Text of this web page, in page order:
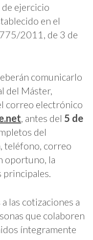
ejercicio
en el
2011, de 3 de
comunicarlo
del Máster,
correo electrónico
, antes del 5 de
del
teléfono, correo
oportuno, la
principales.
las cotizaciones a
que colaboren
íntegramente